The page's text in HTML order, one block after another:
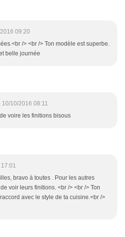
09:20
/> <br /> Ton modèle est superbe.
belle journée
10/10/2016 08:11
voire les finitions bisous
bravo à toutes . Pour les autres
voir leurs finitions. <br /> <br /> Ton
avec le style de ta cuisine.<br />